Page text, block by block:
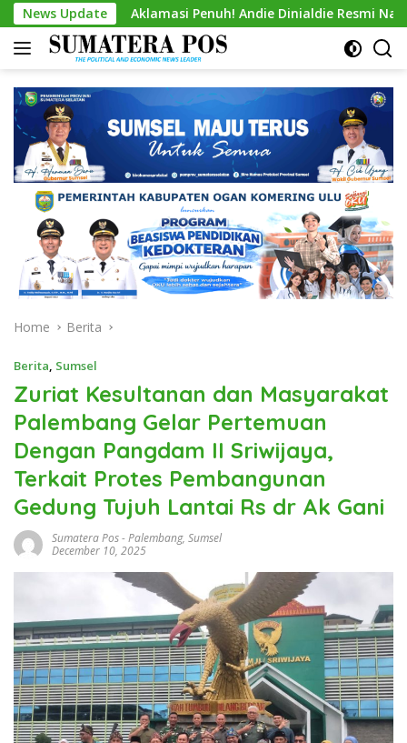
Skip
to
content
News Update
Aklamasi Penuh! Andie Dinialdie Resmi Nahkodai Golkar
Home Berita
Berita, Sumsel
Zuriat Kesultanan dan Masyarakat
Palembang Gelar Pertemuan
Dengan Pangdam II Sriwijaya,
Terkait Protes Pembangunan
Gedung Tujuh Lantai Rs dr Ak Gani
Sumatera Pos-Palembang, Sumsel
December 10, 2025